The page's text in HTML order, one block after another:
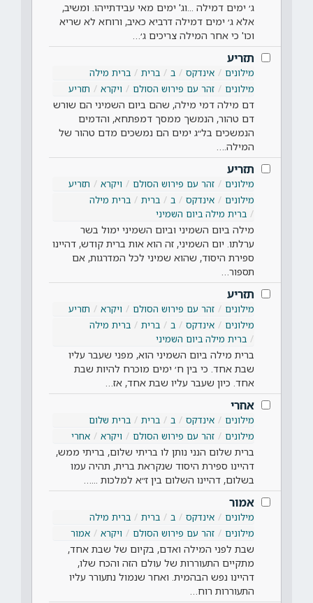
ג׳ ימים דמילה ...וג' ימים מאי עבידתייהו. ומשיב,
אלא ג׳ ימים דמילה דרביא כאיב, ורוחא לא שריא
וכו' כי אחר המילה צריכים ג׳…
תזריע
מילונים אינדקס ב ברית
ברית מילה
מילונים
זהר עם פירוש הסולם ויקרא תזריע
דם מילה דמי מילה, שהם ביום השמיני הם שורש
דם טהור, הנמשך ממסך דמפתחא, והדמים
הנמשכים בל״ג ימים הם נמשכים מדם טהור של
המילה.…
תזריע
מילונים זהר עם פירוש הסולם ויקרא
תזריע
מילונים
אינדקס ב ברית
ברית מילה
ברית מילה ביום השמיני
מילה ביום השמיני וביום השמיני ימול בשר
ערלתו. יום השמיני, זה הוא אות ברית קודש, דהיינו
ספירת היסוד, שהוא שמיני לכל המדרגות, אם
תספור…
תזריע
מילונים זהר עם פירוש הסולם ויקרא
תזריע
מילונים
אינדקס ב ברית
ברית מילה
ברית מילה ביום השמיני
ברית מילה ביום השמיני הוא, מפני שעבר עליו
שבת אחד. כי בין ח׳ ימים מוכרח להיות שבת
אחד. כיון שעבר עליו שבת אחד, אז…
אחרי
מילונים אינדקס ב ברית
ברית שלום
מילונים
זהר עם פירוש הסולם ויקרא אחרי
ברית שלום הנני נותן לו בריתי שלום, בריתי ממש,
דהיינו ספירת היסוד שנקראת ברית, תהיה עמו
בשלום, דהיינו השלום בין ז״א למלכות ...…
אמור
מילונים אינדקס ב ברית
ברית מילה
מילונים
זהר עם פירוש הסולם ויקרא אמור
שבת לפני המילה ואדם, בקיום של שבת אחד,
מתקיים התעוררות של עולם הזה והכח שלו,
דהיינו נפש הבהמית. ואחר שנמול נתעורר עליו
התעוררות רוח…